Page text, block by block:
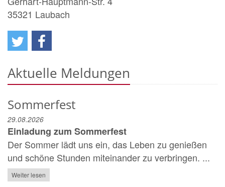
35321 Laubach
Aktuelle Meldungen
Sommerfest
29.08.2026
Einladung zum Sommerfest
Der Sommer lädt uns ein, das Leben zu genießen
und schöne Stunden miteinander zu verbringen. ...
Weiter lesen